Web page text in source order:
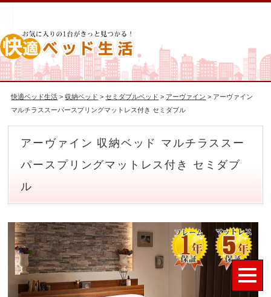
快適ベッド生活 >収納ベッド >セミダブルベッド > アーヴァイン > アーヴァイン
マルチラススーパースプリングマットレス付き セミダブル
アーヴァイン 収納ベッド マルチラススー
パースプリングマットレス付き セミダブ
ル